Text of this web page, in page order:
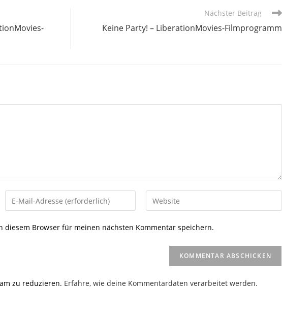
Nächster Beitrag
Keine Party! – LiberationMovies-Filmprogramm
Gib
deine
ein
Gib
deine
diesem Browser für meinen nächsten Kommentar speichern.
zu reduzieren. Erfahre, wie deine Kommentardaten verarbeitet werden.